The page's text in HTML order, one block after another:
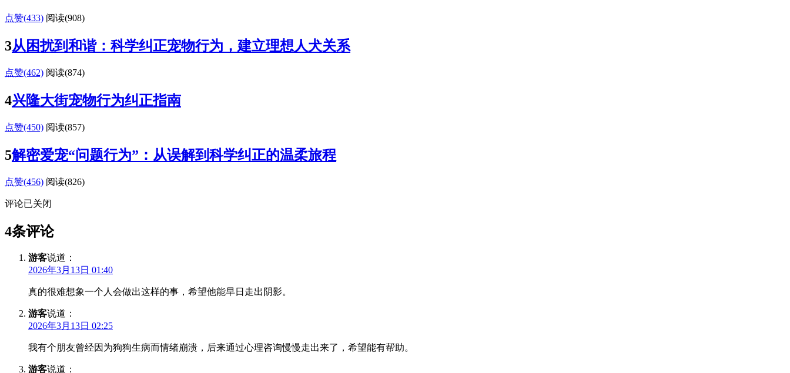
点赞(433) 阅读(908)
3从困扰到和谐：科学纠正宠物行为，建立理想人犬关系
点赞(462) 阅读(874)
4兴隆大街宠物行为纠正指南
点赞(450) 阅读(857)
5解密爱宠“问题行为”：从误解到科学纠正的温柔旅程
点赞(456) 阅读(826)
评论已关闭
4条评论
游客说道：
2026年3月13日 01:40
真的很难想象一个人会做出这样的事，希望他能早日走出阴影。
游客说道：
2026年3月13日 02:25
我有个朋友曾经因为狗狗生病而情绪崩溃，后来通过心理咨询慢慢走出来了，希望能有帮助。
游客说道：